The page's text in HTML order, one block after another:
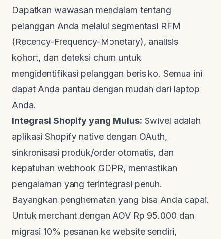
Dapatkan wawasan mendalam tentang
pelanggan Anda melalui segmentasi RFM
(Recency-Frequency-Monetary), analisis
kohort, dan deteksi churn untuk
mengidentifikasi pelanggan berisiko. Semua ini
dapat Anda pantau dengan mudah dari laptop
Anda.
Integrasi Shopify yang Mulus: Swivel adalah
aplikasi Shopify native dengan OAuth,
sinkronisasi produk/order otomatis, dan
kepatuhan webhook GDPR, memastikan
pengalaman yang terintegrasi penuh.
Bayangkan penghematan yang bisa Anda capai.
Untuk merchant dengan AOV Rp 95.000 dan
migrasi 10% pesanan ke website sendiri,